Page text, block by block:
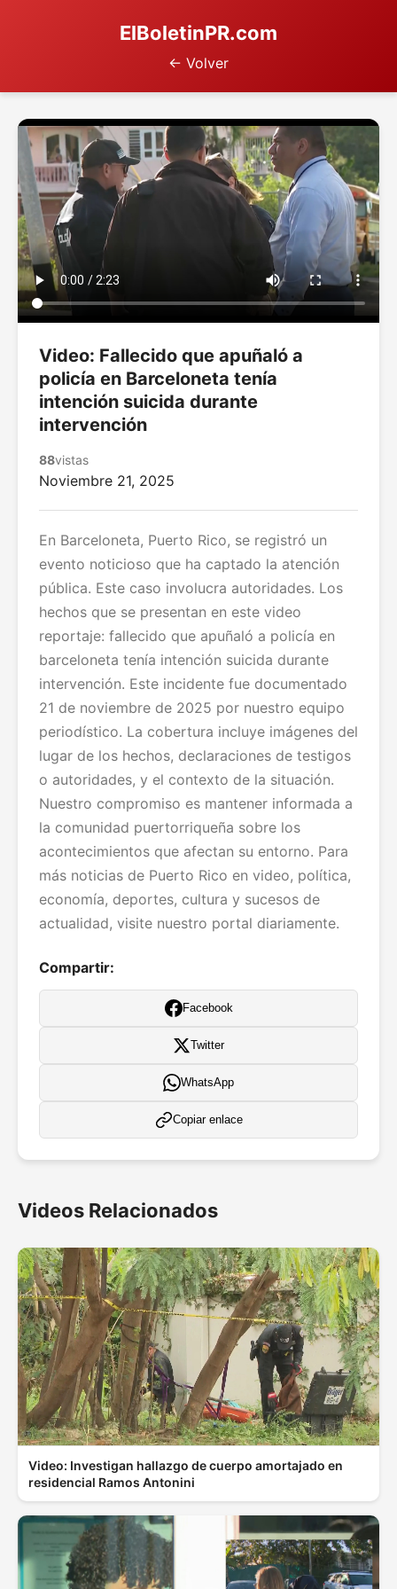
ElBoletinPR.com
← Volver
Video: Fallecido que apuñaló a
policía en Barceloneta tenía
intención suicida durante
intervención
88vistas
Noviembre 21, 2025
En Barceloneta, Puerto Rico, se registró un
evento noticioso que ha captado la atención
pública. Este caso involucra autoridades. Los
hechos que se presentan en este video
reportaje: fallecido que apuñaló a policía en
barceloneta tenía intención suicida durante
intervención. Este incidente fue documentado
21 de noviembre de 2025 por nuestro equipo
periodístico. La cobertura incluye imágenes del
lugar de los hechos, declaraciones de testigos
o autoridades, y el contexto de la situación.
Nuestro compromiso es mantener informada a
la comunidad puertorriqueña sobre los
acontecimientos que afectan su entorno. Para
más noticias de Puerto Rico en video, política,
economía, deportes, cultura y sucesos de
actualidad, visite nuestro portal diariamente.
Compartir:
Facebook
Twitter
WhatsApp
Copiar enlace
Videos Relacionados
Video: Investigan hallazgo de cuerpo amortajado en
residencial Ramos Antonini